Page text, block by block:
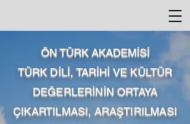
ÖN TÜRK AKADEMİSİ
TÜRK DİLİ, TARİHİ VE KÜLTÜR
DEĞERLERİNİN ORTAYA
ÇIKARTILMASI, ARAŞTIRILMASI